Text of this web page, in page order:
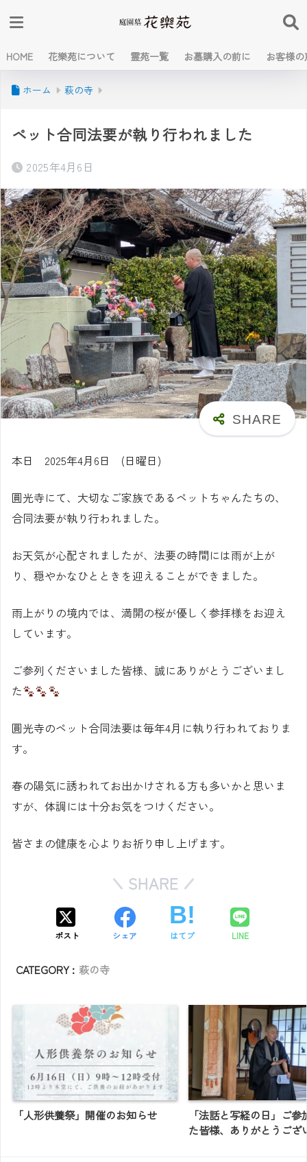
HOME 花樂苑について 霊苑一覧 お墓購入の前に お客様の
ホーム 萩の寺
ペット合同法要が執り行われました
2025年4月6日
本日 2025年4月6日 (日曜日)
圓光寺にて、大切なご家族であるペットちゃんたちの、
合同法要が執り行われました。
お天気が心配されましたが、法要の時間には雨が上が
り、穏やかなひとときを迎えることができました。
雨上がりの境内では、満開の桜が優しく参拝様をお迎え
しています。
ご参列くださいました皆様、誠にありがとうございまし
た
圓光寺のペット合同法要は毎年4月に執り行われておりま
す。
春の陽気に誘われてお出かけされる方も多いかと思いま
すが、体調には十分お気をつけください。
皆さまの健康を心よりお祈り申し上げます。
SHARE
ポスト シェア はてブ LINE
CATEGORY : 萩の寺
「人形供養祭」開催のお知らせ
「法話と写経の日」ご
た皆様、ありがとうござ